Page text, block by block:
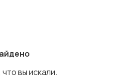
вы искали.